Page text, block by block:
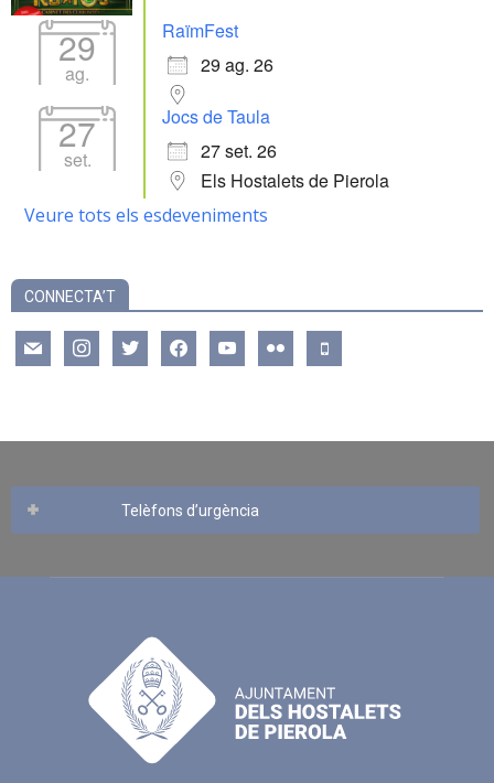
29
ag.
RaïmFest
29 ag. 26
27
set.
Jocs de Taula
27 set. 26
Els Hostalets de Pierola
Veure tots els esdeveniments
CONNECTA’T
mail instagramtwitter facebookyoutube flickr mobile
Telèfons d’urgència